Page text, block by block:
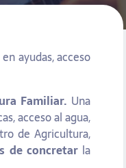
ayudas, acceso
Familiar. Una
acceso al agua,
de Agricultura,
de concretarla